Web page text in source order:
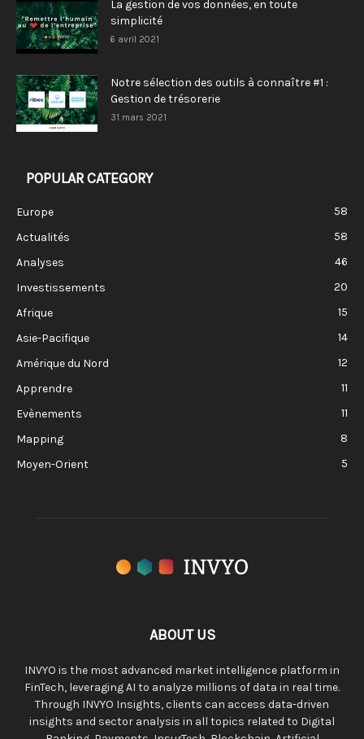
La gestion de vos données, en toute
simplicité
6 avril 2021
Notre sélection des outils à connaître #1 :
Gestion de trésorerie
31 mars 2021
POPULAR CATEGORY
Europe
58
Actualités
58
Analyses
46
Investissements
20
Afrique
15
Asie-Pacifique
14
Amérique du Nord
12
Apprendre
11
Evènements
11
Mapping
8
Moyen-Orient
5
ABOUT US
INVYO is the most advanced market intelligence platform in
FinTech, leveraging AI to analyze millions of data in real time.
Through INVYO Insights, clients can access data-driven
insights and sector analysis in all topics related to Digital